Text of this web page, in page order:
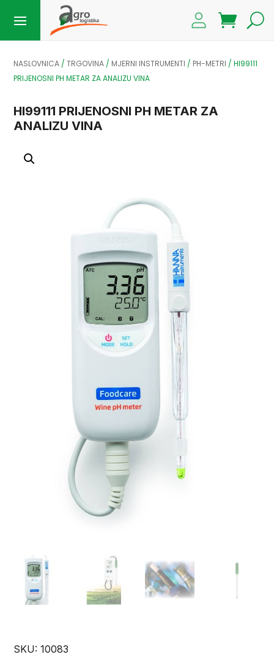
NASLOVNICA /TRGOVINA / MJERNI INSTRUMENTI / PH-METRI /HI99111
PRIJENOSNI PH METAR ZA ANALIZU VINA
HI99111 PRIJENOSNI PH METAR ZA
ANALIZU VINA
SKU:10083